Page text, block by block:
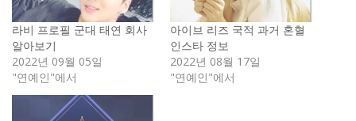
라비 프로필 군대 태연 회사
알아보기
2022년 09월 05일
"연예인"에서
아이브 리즈 국적 과거 혼혈
인스타 정보
2022년 08월 17일
"연예인"에서